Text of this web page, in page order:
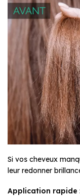
Si vos cheveux
leur redonner
Application rapide :